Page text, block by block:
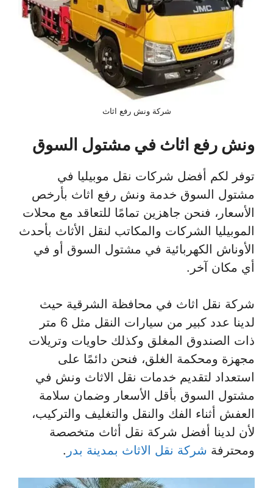
شركة ونش رفع اثاث
ونش رفع اثاث في مشتول السوق
توفر لكم أفضل شركات نقل موبيليا في
مشتول السوق خدمة ونش رفع اثاث بأرخص
الأسعار، فنحن جاهزين تمامًا للتعاقد مع محلات
الموبيليا الشركات والمكاتب لنقل الأثاث بأحدث
الأوناش الكهربائية في مشتول السوق أو في
أي مكان آخر.
شركة نقل اثاث في محافظة الشرقية حيث
لدينا عدد كبير من سيارات النقل مثل 6 متر
ذات الصندوق المغلق وكذلك حاويات وتريلات
مجهزة ومحكمة الغلق، فنحن دائمًا على
استعداد لتقديم خدمات نقل الاثاث ونش في
مشتول السوق بأقل الأسعار وضمان سلامة
العفش أثناء الفك والنقل والتغليف والتركيب،
لأن لدينا أفضل شركة نقل أثاث متخصصة
ومحترفة شركة نقل الاثاث بمدينة بدر .